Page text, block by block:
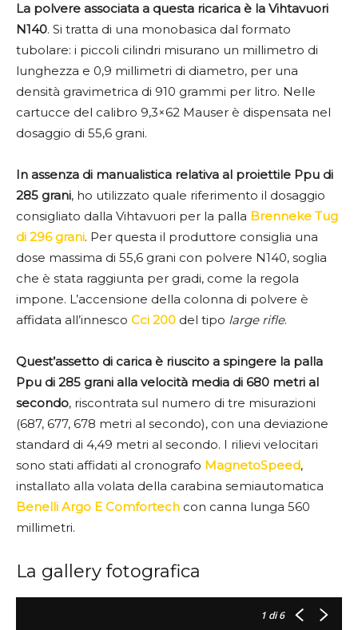
La polvere associata a questa ricarica è la Vihtavuori
N140. Si tratta di una monobasica dal formato
tubolare: i piccoli cilindri misurano un millimetro di
lunghezza e 0,9 millimetri di diametro, per una
densità gravimetrica di 910 grammi per litro. Nelle
cartucce del calibro 9,3×62 Mauser è dispensata nel
dosaggio di 55,6 grani.
In assenza di manualistica relativa al proiettile Ppu di
285 grani, ho utilizzato quale riferimento il dosaggio
consigliato dalla Vihtavuori per la palla Brenneke Tug
di 296 grani. Per questa il produttore consiglia una
dose massima di 55,6 grani con polvere N140, soglia
che è stata raggiunta per gradi, come la regola
impone. L’accensione della colonna di polvere è
affidata all’innesco Cci 200 del tipo large rifle.
Quest’assetto di carica è riuscito a spingere la palla
Ppu di 285 grani alla velocità media di 680 metri al
secondo, riscontrata sul numero di tre misurazioni
(687, 677, 678 metri al secondo), con una deviazione
standard di 4,49 metri al secondo. I rilievi velocitari
sono stati affidati al cronografo MagnetoSpeed,
installato alla volata della carabina semiautomatica
Benelli Argo E Comfortech con canna lunga 560
millimetri.
La gallery fotografica
1 di 6